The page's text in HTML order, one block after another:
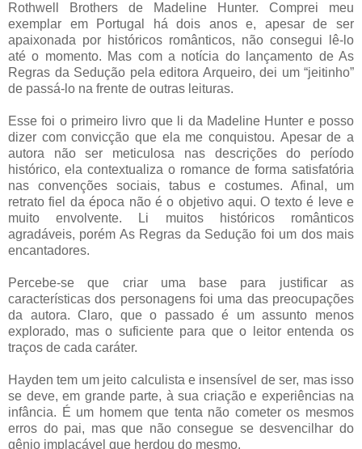
Rothwell Brothers de Madeline Hunter. Comprei meu
exemplar em Portugal há dois anos e, apesar de ser
apaixonada por históricos românticos, não consegui lê-lo
até o momento. Mas com a notícia do lançamento de As
Regras da Sedução pela editora Arqueiro, dei um “jeitinho”
de passá-lo na frente de outras leituras.
Esse foi o primeiro livro que li da Madeline Hunter e posso
dizer com convicção que ela me conquistou. Apesar de a
autora não ser meticulosa nas descrições do período
histórico, ela contextualiza o romance de forma satisfatória
nas convenções sociais, tabus e costumes. Afinal, um
retrato fiel da época não é o objetivo aqui. O texto é leve e
muito envolvente. Li muitos históricos românticos
agradáveis, porém As Regras da Sedução foi um dos mais
encantadores.
Percebe-se que criar uma base para justificar as
características dos personagens foi uma das preocupações
da autora. Claro, que o passado é um assunto menos
explorado, mas o suficiente para que o leitor entenda os
traços de cada caráter.
Hayden tem um jeito calculista e insensível de ser, mas isso
se deve, em grande parte, à sua criação e experiências na
infância. É um homem que tenta não cometer os mesmos
erros do pai, mas que não consegue se desvencilhar do
gênio implacável que herdou do mesmo.